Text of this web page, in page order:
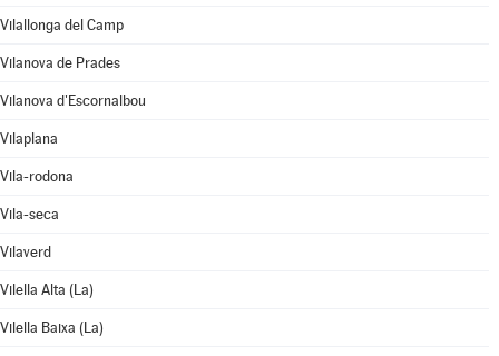
Vilallonga del Camp
Vilanova de Prades
Vilanova d'Escornalbou
Vilaplana
Vila-rodona
Vila-seca
Vilaverd
Vilella Alta (La)
Vilella Baixa (La)